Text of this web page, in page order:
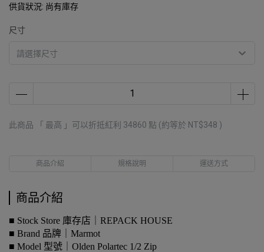
供貨狀況: 尚有庫存
尺寸
請選擇尺寸
此商品 「 最高 」可以折抵紅利 34860 點 (約等於 NT$348 )
商品介紹 規格說明 運送方式
商品介紹
■ Stock Store 庫存店｜REPACK HOUSE
■ Brand 品牌｜Marmot
■ Model 型號｜Olden Polartec 1/2 Zip